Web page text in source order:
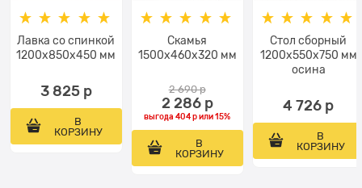
Лавка со спинкой
1200x850х450 мм
3 825 р
В
КОРЗИНУ
Скамья
1500х460х320 мм
2 690 р
2 286 р
выгода404 рили15%
В
КОРЗИНУ
Стол сборный
1200х550х750 мм
осина
4 726 р
В
КОРЗИНУ